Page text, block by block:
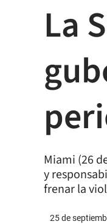
La
Miami (26
y
frenar la
25 de